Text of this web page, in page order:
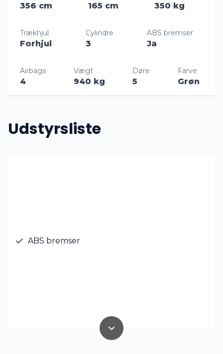
356 cm 165 cm 350 kg
Trækhjul
Forhjul
Cylindre
3
ABS bremser
Ja
Airbags
4
Vægt
940 kg
Døre
5
Farve
Grøn
Udstyrsliste
ABS bremser